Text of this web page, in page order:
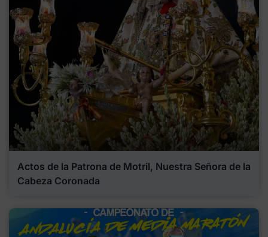
Actos de la Patrona de Motril, Nuestra Señora de la
Cabeza Coronada